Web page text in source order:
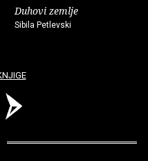
Duhovi zemlje
Sibila Petlevski